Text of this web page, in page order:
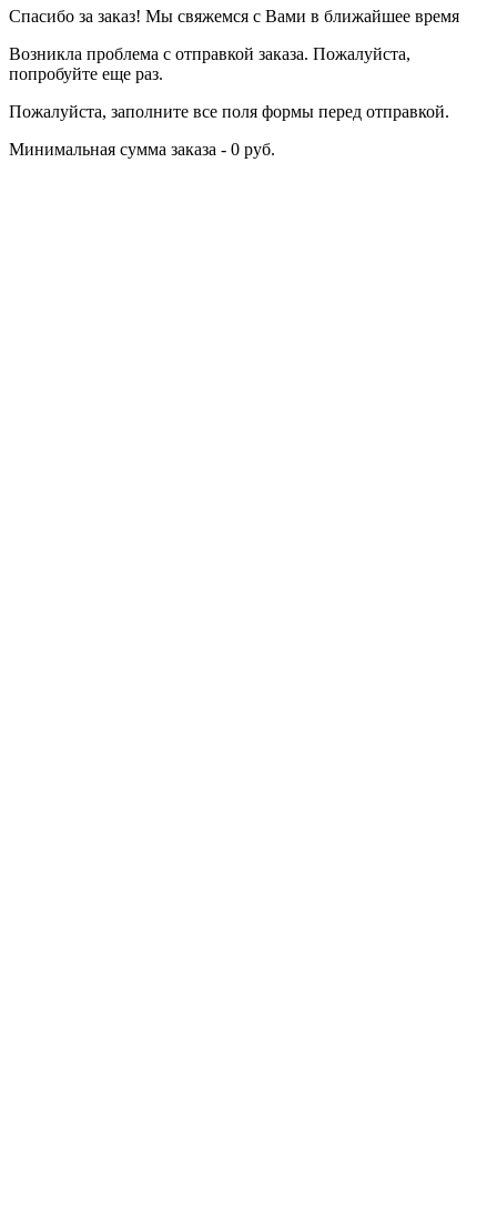
Спасибо за заказ! Мы свяжемся с Вами в ближайшее время
Возникла проблема с отправкой заказа. Пожалуйста,
попробуйте еще раз.
Пожалуйста, заполните все поля формы перед отправкой.
Минимальная сумма заказа - 0 руб.